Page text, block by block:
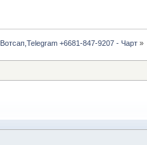
+6681-847-9207 - Чарт »